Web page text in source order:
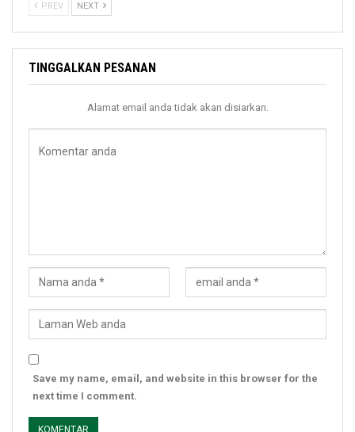
PREV NEXT
TINGGALKAN PESANAN
Alamat email anda tidak akan disiarkan.
Save my name, email, and website in this browser for the
next time I comment.